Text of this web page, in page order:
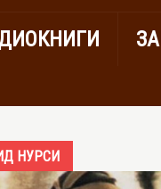
НУРСИ